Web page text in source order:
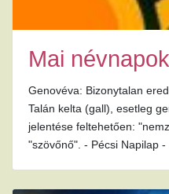
Mai
Genovéva: Bizonytalan
Talán kelta (gall), esetleg
jelentése feltehetően:
"szövőnő". - Pécsi Napilap -